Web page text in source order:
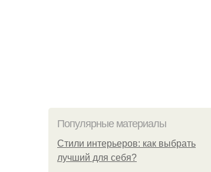
Популярные материалы
Стили интерьеров: как выбрать
лучший для себя?